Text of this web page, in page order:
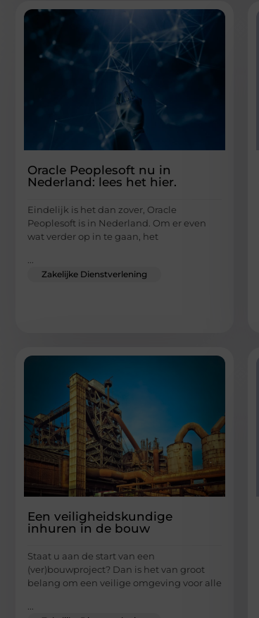
Oracle Peoplesoft nu in
Nederland: lees het hier.
Eindelijk is het dan zover, Oracle
Peoplesoft is in Nederland. Om er even
wat verder op in te gaan, het
Zakelijke Dienstverlening
Een veiligheidskundige
inhuren in de bouw
Staat u aan de start van een
(ver)bouwproject? Dan is het van groot
belang om een veilige omgeving voor alle
...